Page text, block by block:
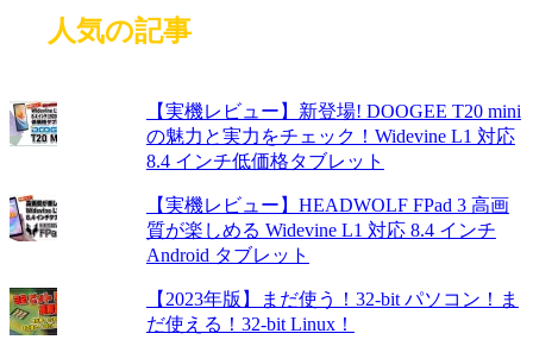
人気の記事
【実機レビュー】新登場! DOOGEE T20 mini
の魅力と実力をチェック！Widevine L1 対応
8.4 インチ低価格タブレット
【実機レビュー】HEADWOLF FPad 3 高画
質が楽しめる Widevine L1 対応 8.4 インチ
Android タブレット
【2023年版】まだ使う！32-bit パソコン！ま
だ使える！32-bit Linux！